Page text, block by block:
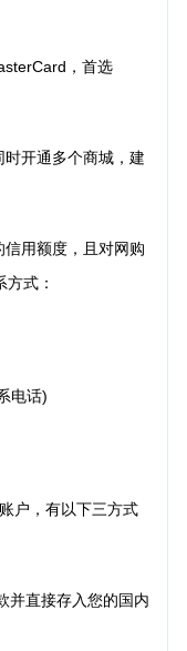
，首选
开通多个商城，建
用额度，且对网购
方式：
电话)
户，有以下三方式
并直接存入您的国内